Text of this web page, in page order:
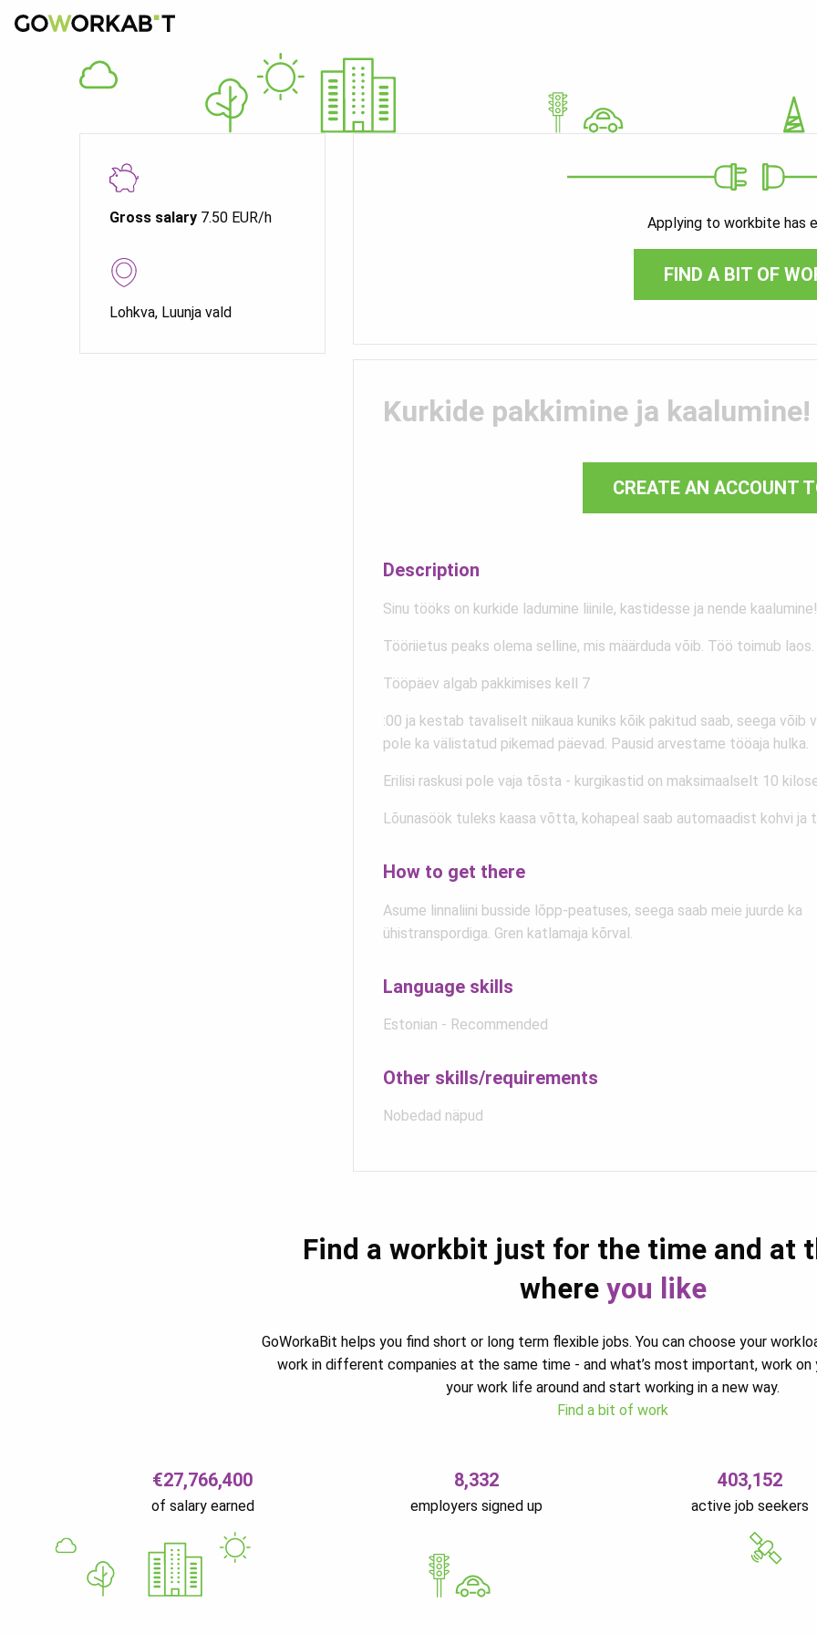
Gross salary 7.50 EUR/h
Lohkva, Luunja vald
Applying to workbite has
FIND A BIT OF
Kurkide pakkimine ja kaalumine!
CREATE AN ACCOUNT
Description
Sinu tööks on kurkide ladumine liinile, kastidesse ja nende kaalumine!
Tööriietus peaks olema selline, mis määrduda võib. Töö toimub laos.
Tööpäev algab pakkimises kell 7
:00 ja kestab tavaliselt niikaua kuniks kõik pakitud saab, seega võib
pole ka välistatud pikemad päevad. Pausid arvestame tööaja hulka.
Erilisi raskusi pole vaja tõsta - kurgikastid on maksimaalselt 10
Lõunasöök tuleks kaasa võtta, kohapeal saab automaadist kohvi ja
How to get there
Asume linnaliini busside lõpp-peatuses, seega saab meie juurde ka
ühistranspordiga. Gren katlamaja kõrval.
Language skills
Estonian - Recommended
Other skills/requirements
Nobedad näpud
Find a workbit just for the time and at
where you like
GoWorkaBit helps you find short or long term flexible jobs. You can choose your
work in different companies at the same time - and what’s most important, work on
your work life around and start working in a new way.
Find a bit of work
€27,766,400
of salary earned
8,332
employers signed up
403,152
active job seekers